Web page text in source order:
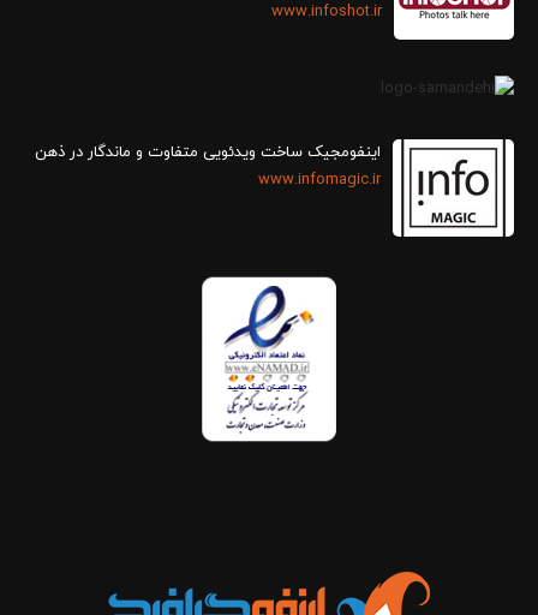
www.infoshot.ir
اینفومجیک ساخت ویدئویی متفاوت و ماندگار در ذهن
www.infomagic.ir